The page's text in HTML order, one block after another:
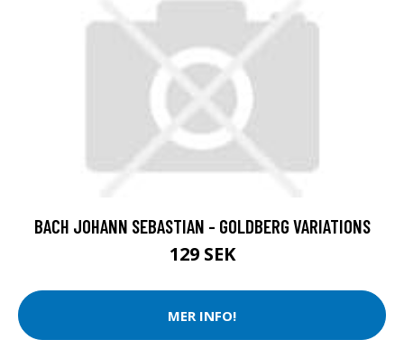
BACH JOHANN SEBASTIAN - GOLDBERG VARIATIONS
129 SEK
MER INFO!